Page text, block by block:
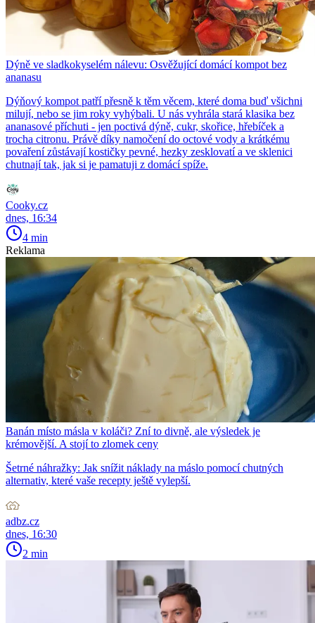
Dýně ve sladkokyselém nálevu: Osvěžující domácí kompot bez
ananasu
Dýňový kompot patří přesně k těm věcem, které doma buď všichni
milují, nebo se jim roky vyhýbali. U nás vyhrála stará klasika bez
ananasové příchuti - jen poctivá dýně, cukr, skořice, hřebíček a
trocha citronu. Právě díky namočení do octové vody a krátkému
povaření zůstávají kostičky pevné, hezky zesklovatí a ve sklenici
chutnají tak, jak si je pamatuji z domácí spíže.
Cooky.cz
dnes, 16:34
4 min
Reklama
Banán místo másla v koláči? Zní to divně, ale výsledek je
krémovější. A stojí to zlomek ceny
Šetrné náhražky: Jak snížit náklady na máslo pomocí chutných
alternativ, které vaše recepty ještě vylepší.
adbz.cz
dnes, 16:30
2 min